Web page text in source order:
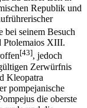
Republik und
bei seinem Besuch
Ptolemaios XIII.
[43], jedoch
Zerwürfnis
Kleopatra
pompejanische
die oberste